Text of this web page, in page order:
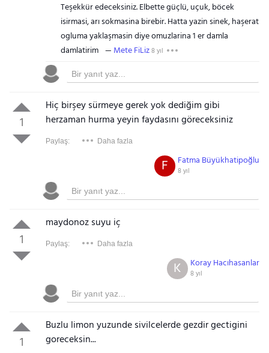
Teşekkür edeceksiniz. Elbette güçlü, uçuk, böcek
isirmasi, arı sokmasina birebir. Hatta yazin sinek, haşerat
ogluma yaklaşmasin diye omuzlarina 1 er damla
damlatirim
Mete FiLiz8 yıl
1
Hiç birşey sürmeye gerek yok dediğim gibi
herzaman hurma yeyin faydasını göreceksiniz
Paylaş: Daha fazla
Fatma Büyükhatipoğlu
8 yıl
F
1
maydonoz suyu iç
Paylaş: Daha fazla
Koray Hacıhasanlar
8 yıl
K
1
Buzlu limon yuzunde sivilcelerde gezdir gectigini
goreceksin...